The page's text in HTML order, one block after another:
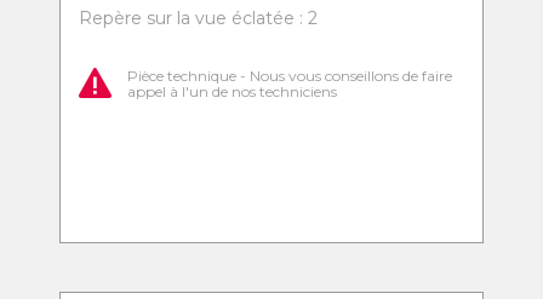
Repère sur la vue éclatée : 2
Pièce technique - Nous vous conseillons de faire
appel à l'un de nos techniciens